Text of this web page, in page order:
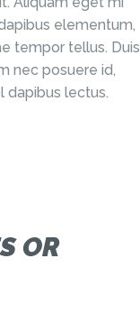
elementum,
tempor tellus. Duis
nec posuere id,
dapibus lectus.
OR